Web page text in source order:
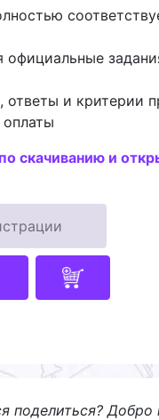
официальные
и критерии
скачиванию и
поделиться? Добро